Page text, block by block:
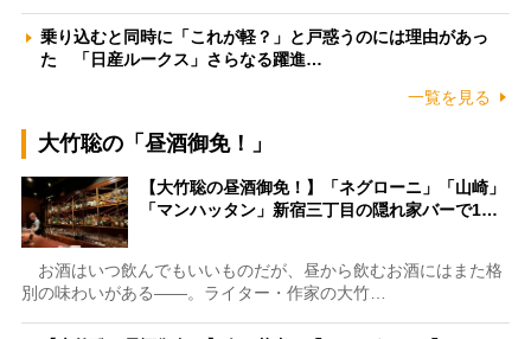
乗り込むと同時に「これが軽？」と戸惑うのには理由があっ
た 「日産ルークス」さらなる躍進…
一覧を見る
大竹聡の「昼酒御免！」
【大竹聡の昼酒御免！】「ネグローニ」「山崎」
「マンハッタン」新宿三丁目の隠れ家バーで1…
お酒はいつ飲んでもいいものだが、昼から飲むお酒にはまた格
別の味わいがある――。ライター・作家の大竹…